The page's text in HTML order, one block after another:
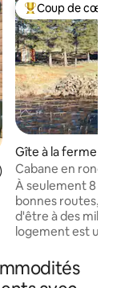
de 4,96 sur 5,
Coup de cœur
Coup de cœur
Gîte à la ferme ·
e
Cabane en
avec canoë et
À seulement 8
bonnes routes,
d'être à des
logement est un
Petite ville à
de base. À 45 min